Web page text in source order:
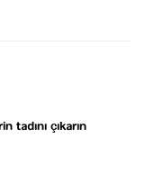
tadını çıkarın